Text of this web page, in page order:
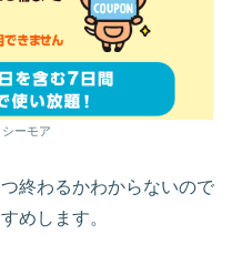
ーモア
終わるかわからないので
めします。